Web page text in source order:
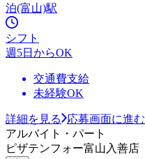
泊(富山)駅
シフト
週5日からOK
交通費支給
未経験OK
詳細を見る
応募画面に進む
アルバイト・パート
ピザテンフォー富山入善店